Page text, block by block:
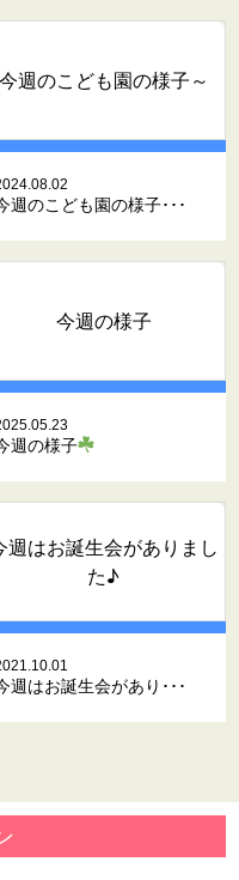
今週のこども園の様子～
週のこども園の様子･･･
今週の様子
週の様子
週はお誕生会がありまし
た♪
週はお誕生会があり･･･